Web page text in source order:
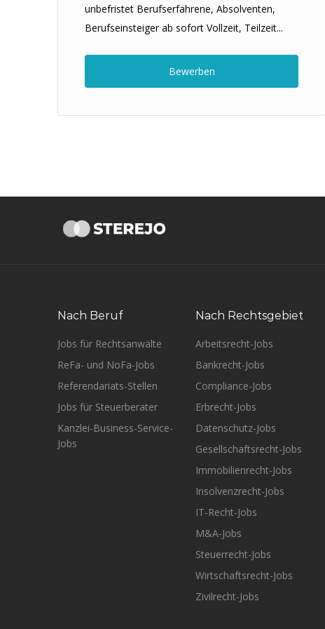
unbefristet Berufserfahrene, Absolventen,
Berufseinsteiger ab sofort Vollzeit, Teilzeit...
Bewerben
Nach Beruf
Jobs für Rechtsanwälte
ReFa- und NoFa-Jobs
Referendariats-Stellen
Jobs für Steuerberater
Kanzlei-Business-Service-
Jobs
Nach Rechtsgebiet
Arbeitsrecht-Jobs
Bankrecht-Jobs
Compliance-Jobs
Erbrecht-Jobs
Datenschutz-Jobs
Gesellschaftsrecht-Jobs
Immobilienrecht-Jobs
Insolvenzrecht-Jobs
IT-Recht-Jobs
M&A-Jobs
Steuerrecht-Jobs
Wirtschaftsrecht-Jobs
Zivilrecht-Jobs